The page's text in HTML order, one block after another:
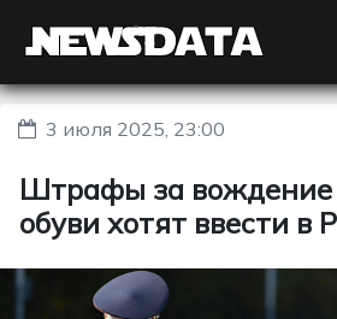
3 июля 2025, 23:00
Штрафы за вождение
обуви хотят ввести в